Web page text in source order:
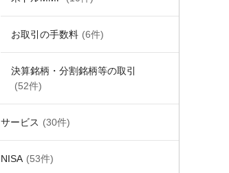
お取引の手数料 (6件)
決算銘柄・分割銘柄等の取引
(52件)
サービス (30件)
NISA (53件)